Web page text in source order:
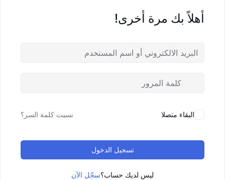
أهلاً بك مرة أخرى!
البقاء متصلا نسيت كلمة السر؟
تسجيل الدخول
ليس لديك حساب؟سجّل الآن